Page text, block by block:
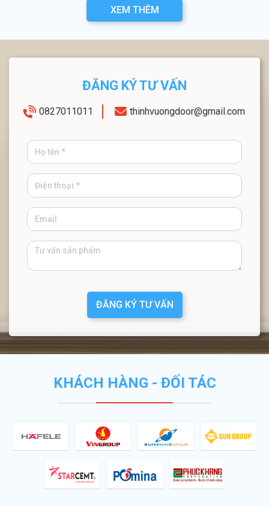
XEM THÊM
ĐĂNG KÝ TƯ VẤN
0827011011 thinhvuongdoor@gmail.com
ĐĂNG KÝ TƯ VẤN
KHÁCH HÀNG - ĐỐI TÁC